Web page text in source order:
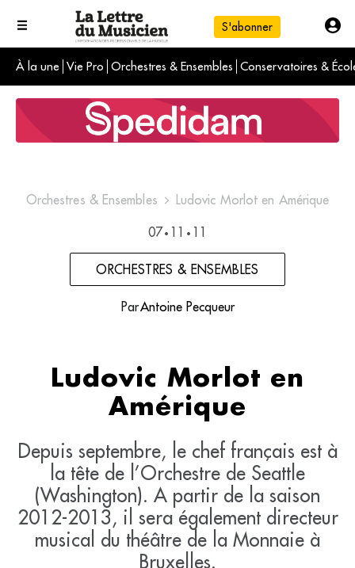
S'abonner
À la une Vie Pro Orchestres & Ensembles Conservatoires &
L'info du jour
Le numéro du mois
International
Orchestres & Ensembles Ludovic Morlot en Amérique
07 • 11 • 11
ORCHESTRES & ENSEMBLES
ParAntoine Pecqueur
Ludovic Morlot en
Amérique
Depuis septembre, le chef français est à
la tête de l’Orchestre de Seattle
(Washington). A partir de la saison
2012-2013, il sera également directeur
musical du théâtre de la Monnaie à
Bruxelles.